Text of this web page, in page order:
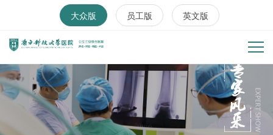
大众版 员工版 英文版